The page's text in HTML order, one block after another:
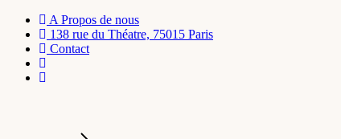
A Propos de nous
138 rue du Théatre, 75015 Paris
Contact